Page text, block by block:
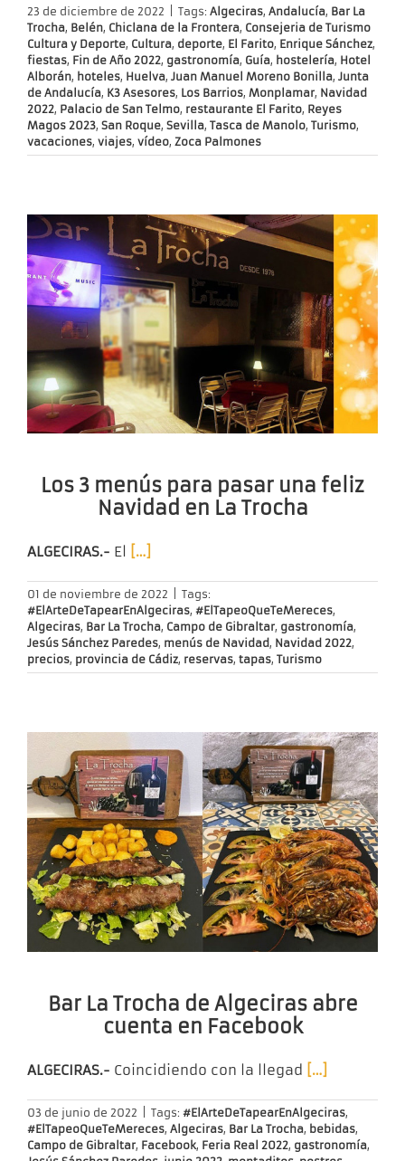
23 de diciembre de 2022 Tags: Algeciras, Andalucía, Bar La
Trocha, Belén, Chiclana de la Frontera, Consejeria de Turismo
Cultura y Deporte, Cultura, deporte, El Farito, Enrique Sánchez,
fiestas, Fin de Año 2022, gastronomía, Guía, hostelería, Hotel
Alborán, hoteles, Huelva, Juan Manuel Moreno Bonilla, Junta
de Andalucía, K3 Asesores, Los Barrios, Monplamar, Navidad
2022, Palacio de San Telmo, restaurante El Farito, Reyes
Magos 2023, San Roque, Sevilla, Tasca de Manolo, Turismo,
vacaciones, viajes, vídeo, Zoca Palmones
Los 3 menús para pasar una feliz
Navidad en La Trocha
ALGECIRAS.- El […]
01 de noviembre de 2022
Tags:
#ElArteDeTapearEnAlgeciras, #ElTapeoQueTeMereces,
Algeciras, Bar La Trocha, Campo de Gibraltar, gastronomía,
Jesús Sánchez Paredes, menús de Navidad, Navidad 2022,
precios, provincia de Cádiz, reservas, tapas, Turismo
Bar La Trocha de Algeciras abre
cuenta en Facebook
ALGECIRAS.- Coincidiendo con la llegad […]
03 de junio de 2022 Tags: #ElArteDeTapearEnAlgeciras,
#ElTapeoQueTeMereces, Algeciras, Bar La Trocha, bebidas,
Campo de Gibraltar, Facebook, Feria Real 2022, gastronomía,